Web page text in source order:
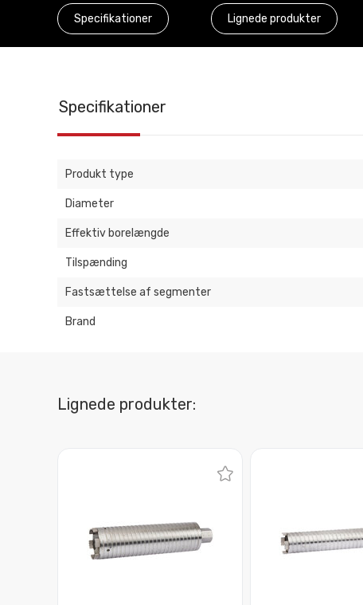
Specifikationer Lignede produkter
Specifikationer
Produkt type
Diameter
Effektiv borelængde
Tilspænding
Fastsættelse af segmenter
Brand
Lignede produkter: